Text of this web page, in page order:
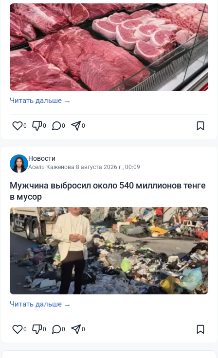
Читать дальше →
0 0 0 0
Новости
Асель Каженова·8 августа 2026 г., 00:09
Мужчина выбросил около 540 миллионов тенге
в мусор
Читать дальше →
0 0 0 0